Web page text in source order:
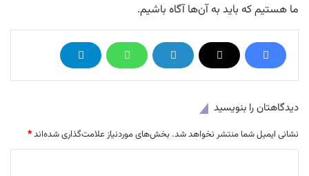
ما هستیم که باید به آن‌ها آگاه باشیم.
دیدگاهتان را بنویسید
نشانی ایمیل شما منتشر نخواهد شد. بخش‌های موردنیاز علامت‌گذاری شده‌اند*